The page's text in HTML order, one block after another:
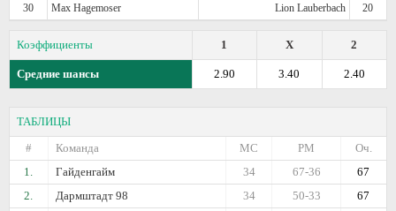
30
Max Hagemoser Lion Lauberbach 20
Коэффициенты 2
X
1
Средние шансы 2.40
3.40
2.90
ТАБЛИЦЫ
#
Команда Оч.
РМ
МС
1.
Гайденгайм 67
67-36
34
2.
Дармштадт 98 67
50-33
34